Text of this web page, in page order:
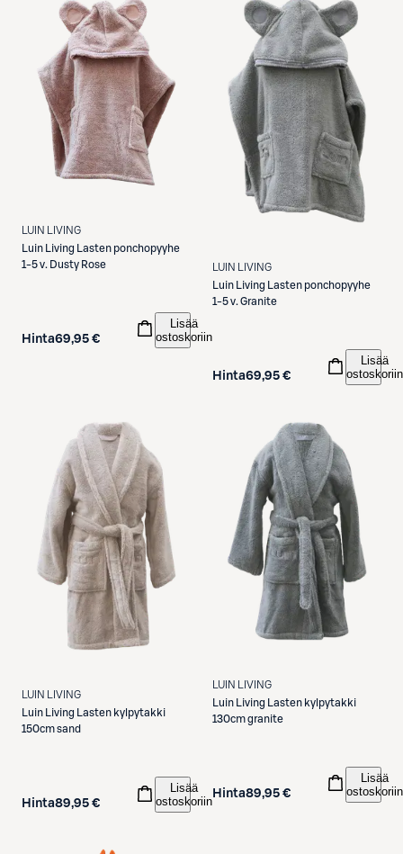
LUIN LIVING
Luin Living
Lasten ponchopyyhe
1-5 v. Dusty Rose
Hinta69,95 €
Lisää
ostoskoriin
LUIN LIVING
Luin Living
Lasten ponchopyyhe
1-5 v. Granite
Hinta69,95 €
Lisää
ostoskoriin
LUIN LIVING
Luin Living
Lasten kylpytakki
150cm sand
Hinta89,95 €
Lisää
ostoskoriin
LUIN LIVING
Luin Living
Lasten kylpytakki
130cm granite
Hinta89,95 €
Lisää
ostoskoriin